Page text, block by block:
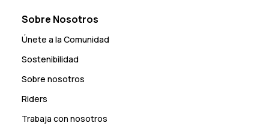
Sobre Nosotros
Únete a la Comunidad
Sostenibilidad
Sobre nosotros
Riders
Trabaja con nosotros